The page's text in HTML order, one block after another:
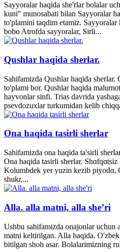
Sayyoralar haqida she'rlar bolalar
kuni" munosabati bilan Sayyoralar
to'plamini taqdim etamiz. Sayyoralar
bobo Atrofda sayyoralar, Sirli...
Qushlar haqida sherlar.
Sahifamizda Qushlar haqida sherlar.
to'plami bor. Qushlar haqida
hayvonlar sinfi. Trias davrida
psevdozuxlar turkumidan kelib
Ona haqida tasirli sherlar
Sahifamizda ona haqida ta'sirli
Ona haqida tasirli sherlar.
Kolumbdek yer yuzin kezib piyodɑ,
shukr,...
Alla. alla matni, alla she’ri
Ushbu sahifamizda onajonlar uchun
matni keltirilgan. Alla haqida.
bitilgan shoh asar. Bolalarimizning